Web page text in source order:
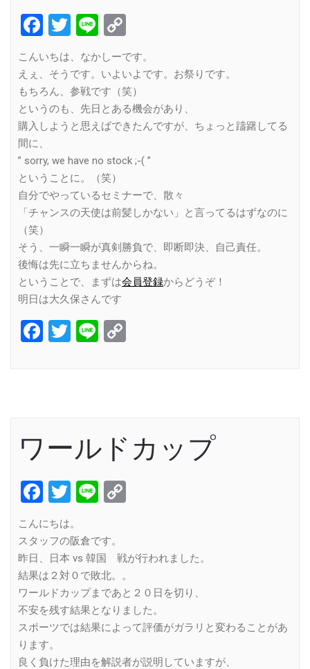
Facebook
Twitter
Line
Link
こんいちは、なかしーです。
えぇ、そうです。いよいよです。お祭りです。
もちろん、参戦です（笑）
というのも、先日とある機会があり、
購入しようと思えばできたんですが、ちょっと躊躇してる
間に、
” sorry, we have no stock ;-( ”
ということに。（笑）
自分でやっているセミナーで、散々
「チャンスの天使は前髪しかない」と言ってるはずなのに
（笑）
そう、一瞬一瞬が真剣勝負で、即断即決、自己責任。
後悔は先に立ちませんからね。
ということで、まずは会員登録からどうぞ！
明日は大久保さんです
Facebook
Twitter
Line
ワールドカップ
Facebook
Twitter
Line
こんにちは。
スタッフの阪倉です。
昨日、日本 vs 韓国 戦が行われました。
結果は２対０で敗北。。
ワールドカップまであと２０日を切り、
不安を残す結果となりました。
スポーツでは結果によって評価がガラリと変わることがあ
ります。
良く負けた理由を解説者が説明していますが、